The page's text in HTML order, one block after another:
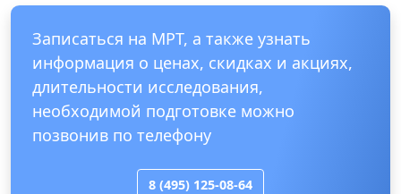
Записаться на МРТ, а также узнать
информация о ценах, скидках и акциях,
длительности исследования,
необходимой подготовке можно
позвонив по телефону
8 (495) 125-08-64